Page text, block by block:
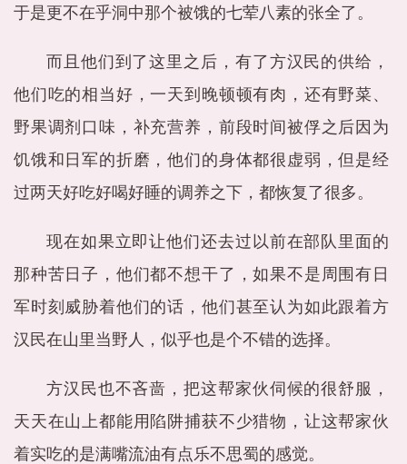
于是更不在乎洞中那个被饿的七荤八素的张全了。
而且他们到了这里之后，有了方汉民的供给，
他们吃的相当好，一天到晚顿顿有肉，还有野菜、
野果调剂口味，补充营养，前段时间被俘之后因为
饥饿和日军的折磨，他们的身体都很虚弱，但是经
过两天好吃好喝好睡的调养之下，都恢复了很多。
现在如果立即让他们还去过以前在部队里面的
那种苦日子，他们都不想干了，如果不是周围有日
军时刻威胁着他们的话，他们甚至认为如此跟着方
汉民在山里当野人，似乎也是个不错的选择。
方汉民也不吝啬，把这帮家伙伺候的很舒服，
天天在山上都能用陷阱捕获不少猎物，让这帮家伙
着实吃的是满嘴流油有点乐不思蜀的感觉。